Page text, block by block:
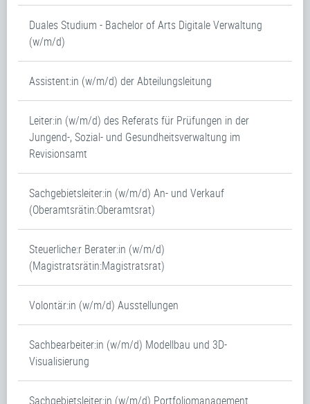
Duales Studium - Bachelor of Arts Digitale Verwaltung
(w/m/d)
Assistent:in (w/m/d) der Abteilungsleitung
Leiter:in (w/m/d) des Referats für Prüfungen in der
Jungend-, Sozial- und Gesundheitsverwaltung im
Revisionsamt
Sachgebietsleiter:in (w/m/d) An- und Verkauf
(Oberamtsrätin:Oberamtsrat)
Steuerliche:r Berater:in (w/m/d)
(Magistratsrätin:Magistratsrat)
Volontär:in (w/m/d) Ausstellungen
Sachbearbeiter:in (w/m/d) Modellbau und 3D-
Visualisierung
Sachgebietsleiter:in (w/m/d) Portfoliomanagement